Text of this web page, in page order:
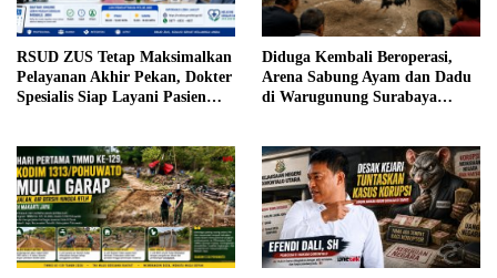
RSUD ZUS Tetap Maksimalkan
Pelayanan Akhir Pekan, Dokter
Spesialis Siap Layani Pasien
Diduga Kembali Beroperasi,
Arena Sabung Ayam dan Dadu
di Warugunung Surabaya